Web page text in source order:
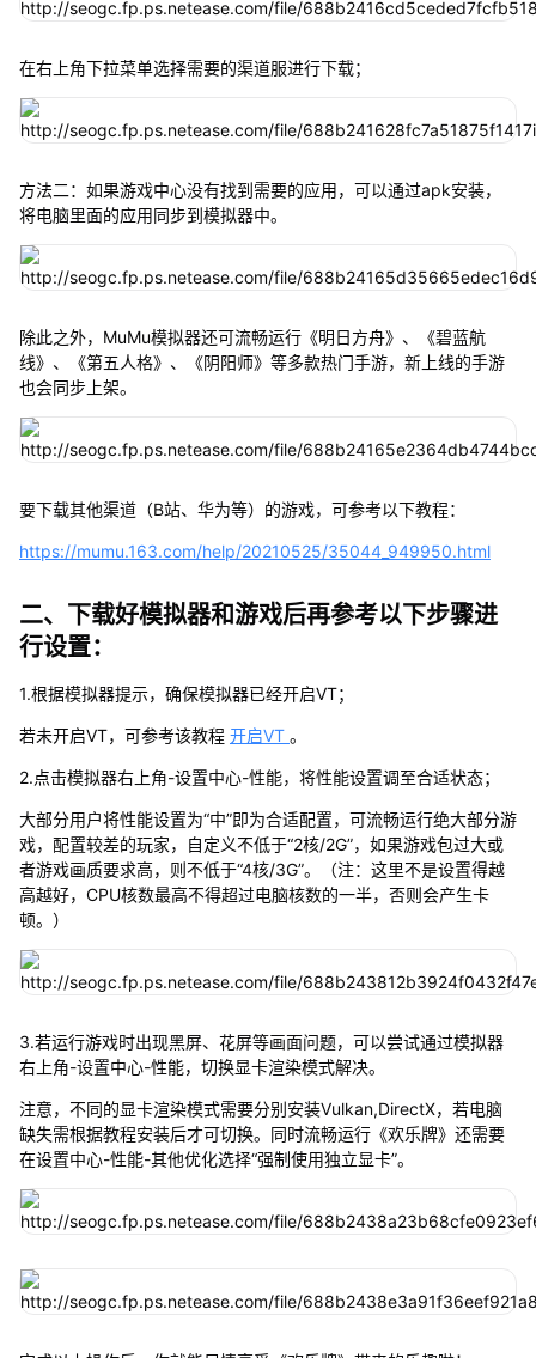
在右上角下拉菜单选择需要的渠道服进行下载；
方法二：如果游戏中心没有找到需要的应用，可以通过apk安装，
将电脑里面的应用同步到模拟器中。
除此之外，MuMu模拟器还可流畅运行《明日方舟》、《碧蓝航
线》、《第五人格》、《阴阳师》等多款热门手游，新上线的手游
也会同步上架。
要下载其他渠道（B站、华为等）的游戏，可参考以下教程：
https://mumu.163.com/help/20210525/35044_949950.html
二、下载好模拟器和游戏后再参考以下步骤进
行设置：
1.根据模拟器提示，确保模拟器已经开启VT；
若未开启VT，可参考该教程 开启VT 。
2.点击模拟器右上角-设置中心-性能，将性能设置调至合适状态；
大部分用户将性能设置为“中”即为合适配置，可流畅运行绝大部分游
戏，配置较差的玩家，自定义不低于“2核/2G”，如果游戏包过大或
者游戏画质要求高，则不低于“4核/3G”。（注：这里不是设置得越
高越好，CPU核数最高不得超过电脑核数的一半，否则会产生卡
顿。）
3.若运行游戏时出现黑屏、花屏等画面问题，可以尝试通过模拟器
右上角-设置中心-性能，切换显卡渲染模式解决。
注意，不同的显卡渲染模式需要分别安装Vulkan,DirectX，若电脑
缺失需根据教程安装后才可切换。同时流畅运行《欢乐牌》还需要
在设置中心-性能-其他优化选择“强制使用独立显卡”。